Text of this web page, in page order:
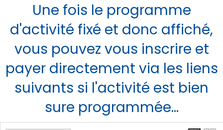
Une fois le programme
d'activité fixé et donc affiché,
vous pouvez vous inscrire et
payer directement via les liens
suivants si l'activité est bien
sure programmée...